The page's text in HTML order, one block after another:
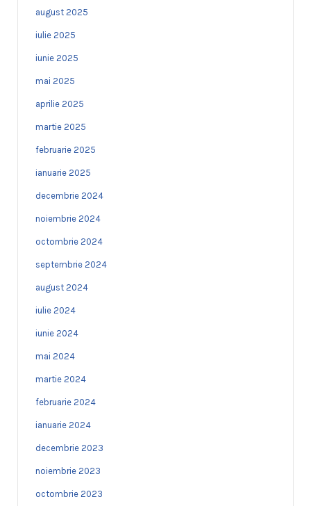
august 2025
iulie 2025
iunie 2025
mai 2025
aprilie 2025
martie 2025
februarie 2025
ianuarie 2025
decembrie 2024
noiembrie 2024
octombrie 2024
septembrie 2024
august 2024
iulie 2024
iunie 2024
mai 2024
martie 2024
februarie 2024
ianuarie 2024
decembrie 2023
noiembrie 2023
octombrie 2023